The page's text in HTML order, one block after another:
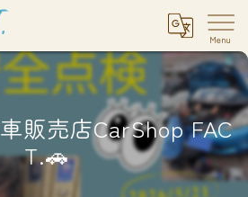
販売店CarShop FAC
T.🚗